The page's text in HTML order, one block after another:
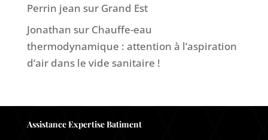
Perrin jean sur Grand Est
Jonathan sur Chauffe-eau
thermodynamique : attention à l’aspiration
d’air dans le vide sanitaire !
Assistance Expertise Batiment